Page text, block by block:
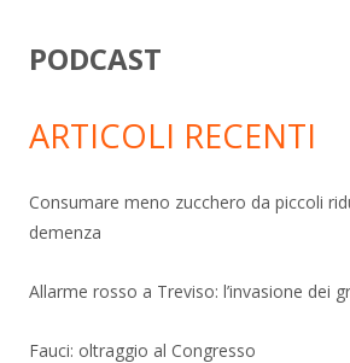
PODCAST
ARTICOLI RECENTI
Consumare meno zucchero da piccoli
demenza
Allarme rosso a Treviso: l’invasione dei
Fauci: oltraggio al Congresso